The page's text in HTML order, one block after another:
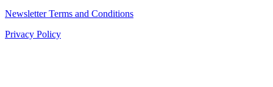
Newsletter Terms and Conditions
Privacy Policy